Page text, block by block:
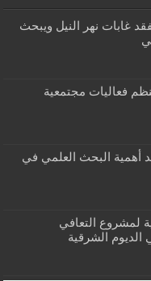
غابات نهر النيل ويبحث
فعاليات مجتمعية
أهمية البحث العلمي في
لمشروع التعافي
الشرقية